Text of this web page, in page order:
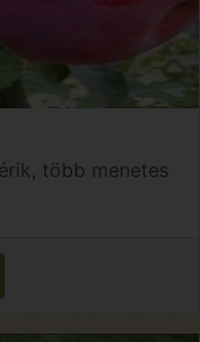
több menetes